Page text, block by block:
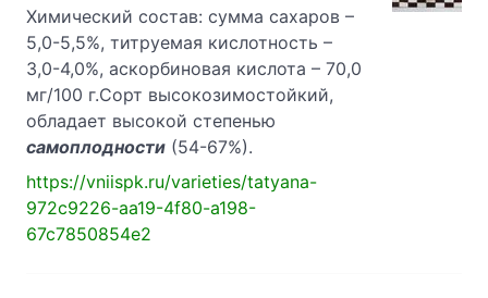
Химический состав: сумма сахаров –
5,0-5,5%, титруемая кислотность –
3,0-4,0%, аскорбиновая кислота – 70,0
мг/100 г.Сорт высокозимостойкий,
обладает высокой степенью
самоплодности (54-67%).
https://vniispk.ru/varieties/tatyana-
972c9226-aa19-4f80-a198-
67c7850854e2